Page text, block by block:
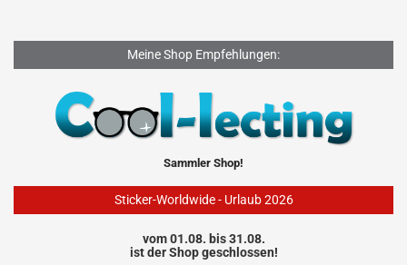
Meine Shop Empfehlungen:
Sammler Shop!
Sticker-Worldwide - Urlaub 2026
vom 01.08. bis 31.08.
ist der Shop geschlossen!